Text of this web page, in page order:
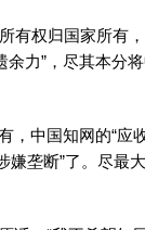
有权归国家所有
余力”，尽其本分
中国知网的“应
垄断”了。尽最